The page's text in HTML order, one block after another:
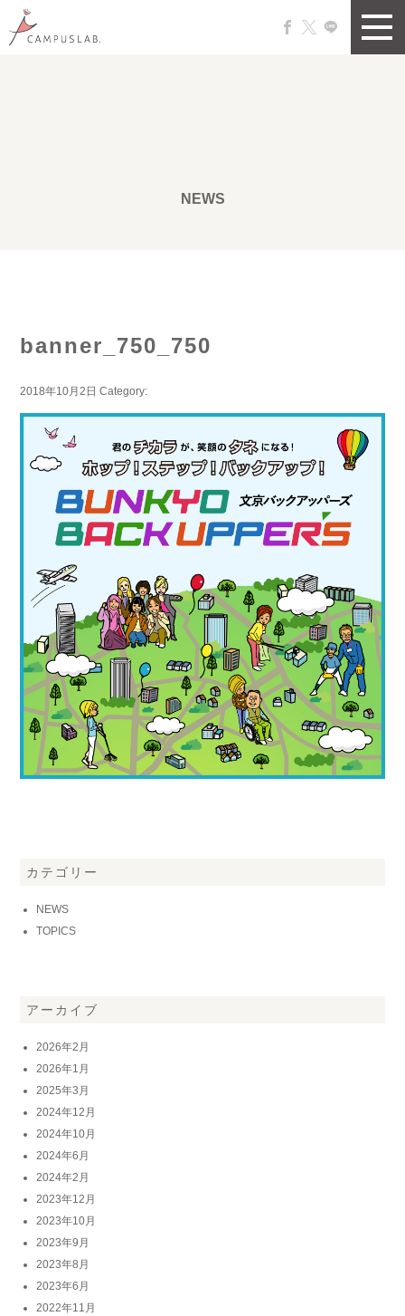
NEWS
banner_750_750
2018年10月2日 Category:
カテゴリー
NEWS
TOPICS
アーカイブ
2026年2月
2026年1月
2025年3月
2024年12月
2024年10月
2024年6月
2024年2月
2023年12月
2023年10月
2023年9月
2023年8月
2023年6月
2022年11月